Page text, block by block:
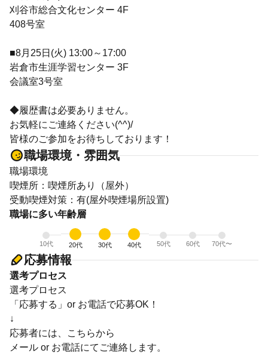
刈谷市総合文化センター 4F
408号室
■8月25日(火) 13:00～17:00
岩倉市生涯学習センター 3F
会議室3号室
◆履歴書は必要ありません。
お気軽にご連絡ください(^^)/
皆様のご参加をお待ちしております！
職場環境・雰囲気
職場環境
喫煙所：喫煙所あり（屋外）
受動喫煙対策：有(屋外喫煙場所設置)
職場に多い年齢層
10代 20代 30代 40代 50代 60代 70代〜
応募情報
選考プロセス
選考プロセス
「応募する」or お電話で応募OK！
↓
応募者には、こちらから
メール or お電話にてご連絡します。